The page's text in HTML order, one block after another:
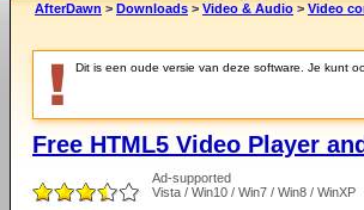
AfterDawn > Downloads > Video & Audio > Video
Dit is een oude versie van deze software. Je kunt
Free HTML5 Video Player
Ad-supported
Vista / Win10 / Win7 / Win8 / WinXP